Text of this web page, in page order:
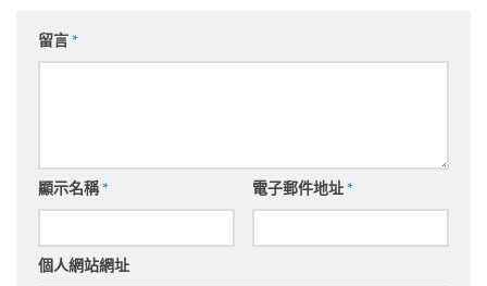
留言*
顯示名稱* 電子郵件地址*
個人網站網址